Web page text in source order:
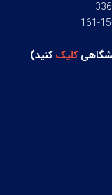
کلیککنید)